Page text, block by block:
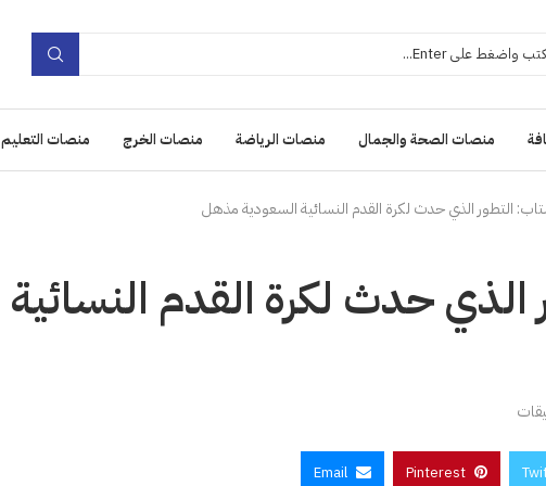
منصات الصحة والجمال منصات الرياضة منصات الخرج منصات التعليم
التطور الذي حدث لكرة القدم النسائية السعودية مذهل
الذي حدث لكرة القدم النسائية
Pinterest
Email